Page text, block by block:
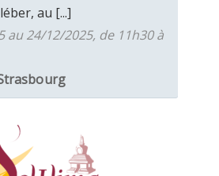
au [...]
au 24/12/2025, de 11h30 à